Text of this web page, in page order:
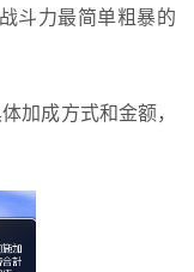
斗力最简单粗暴的
加成方式和金额，